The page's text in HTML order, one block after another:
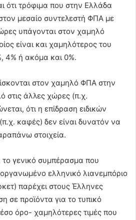
ότι τρόφιμα που στην Ελλάδα
μεσαίο συντελεστή ΦΠΑ με
υπάγονται στον χαμηλό
είναι και χαμηλότερος του
4% ή ακόμα και 0%.
στον χαμηλό ΦΠΑ στην
στις άλλες χώρες (π.χ.
ότι η επίδραση ειδικών
καφές) δεν είναι δυνατόν να
στοιχεία.
γενικό συμπέρασμα που
οργανωμένο ελληνικό λιανεμπόριο
παρέχει στους Έλληνες
σε προϊόντα για το τυπικό
όρο- χαμηλότερες τιμές που